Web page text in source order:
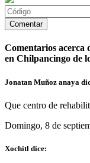
Comentarios acerca
en Chilpancingo de
Jonatan Muñoz anaya
Que centro de
Domingo, 8 de
Xochitl dice: